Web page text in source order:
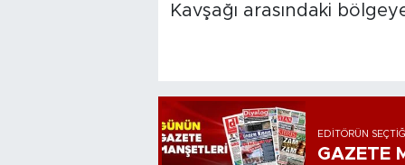
Kavşağı arasındaki
EDITÖRÜN SEÇTIĞI
GAZETE